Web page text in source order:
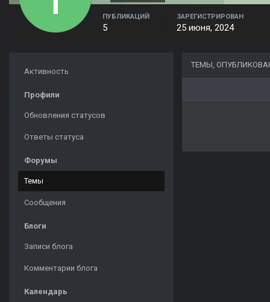
ПУБЛИКАЦИЙ
5
ЗАРЕГИСТРИРОВАН
25 июня, 2024
Активность
Профили
Обновления статусов
Ответы статуса
Форумы
Темы
Сообщения
Блоги
Записи блога
Комментарии блога
Календарь
ТЕМЫ,